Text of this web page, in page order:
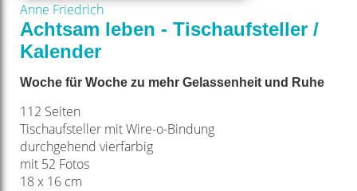
Anne Friedrich
Achtsam leben - Tischaufsteller /
Kalender
Woche für Woche zu mehr Gelassenheit und Ruhe
112 Seiten
Tischaufsteller mit Wire-o-Bindung
durchgehend vierfarbig
mit 52 Fotos
18 x 16 cm